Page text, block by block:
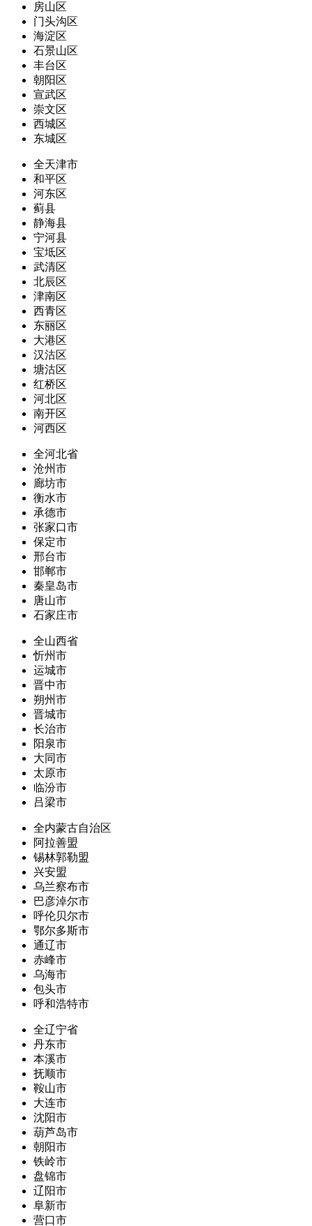
房山区
门头沟区
海淀区
石景山区
丰台区
朝阳区
宣武区
崇文区
西城区
东城区
全天津市
和平区
河东区
蓟县
静海县
宁河县
宝坻区
武清区
北辰区
津南区
西青区
东丽区
大港区
汉沽区
塘沽区
红桥区
河北区
南开区
河西区
全河北省
沧州市
廊坊市
衡水市
承德市
张家口市
保定市
邢台市
邯郸市
秦皇岛市
唐山市
石家庄市
全山西省
忻州市
运城市
晋中市
朔州市
晋城市
长治市
阳泉市
大同市
太原市
临汾市
吕梁市
全内蒙古自治区
阿拉善盟
锡林郭勒盟
兴安盟
乌兰察布市
巴彦淖尔市
呼伦贝尔市
鄂尔多斯市
通辽市
赤峰市
乌海市
包头市
呼和浩特市
全辽宁省
丹东市
本溪市
抚顺市
鞍山市
大连市
沈阳市
葫芦岛市
朝阳市
铁岭市
盘锦市
辽阳市
阜新市
营口市